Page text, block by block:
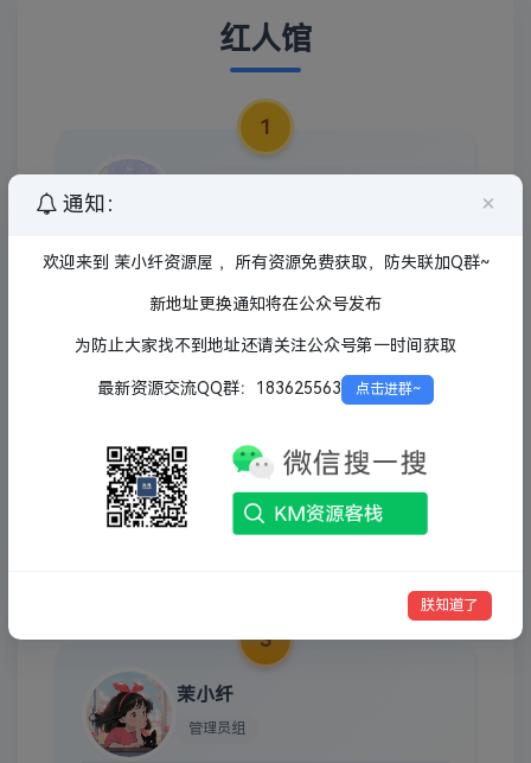
红人馆
1
主题 帖子
2
2 810
3
茉小纤
管理员组
通知： ×
欢迎来到 茉小纤资源屋 ，所有资源免费获取，防失联加Q群~
新地址更换通知将在公众号发布
为防止大家找不到地址还请关注公众号第一时间获取
最新资源交流QQ群：183625563 点击进群~
朕知道了